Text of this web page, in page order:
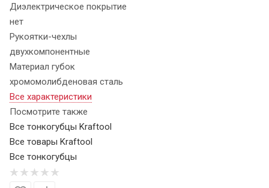
Диэлектрическое покрытие
нет
Рукоятки-чехлы
двухкомпонентные
Материал губок
хромомолибденовая сталь
Все характеристики
Посмотрите также
Все тонкогубцы Kraftool
Все товары Kraftool
Все тонкогубцы